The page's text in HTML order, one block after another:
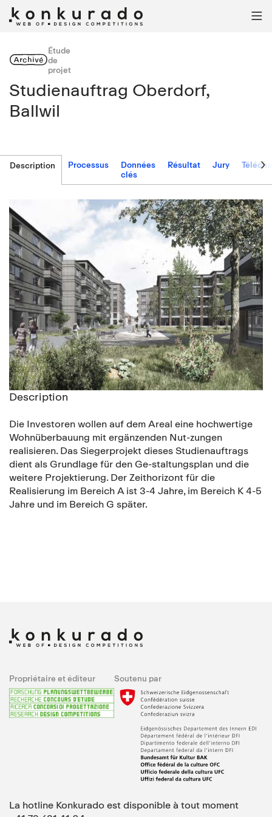

Archivé
Étude
de
projet
Studienauftrag Oberdorf,
Ballwil
Description Processus
Données
clés
Résultat Jury 
Description
Die Investoren wollen auf dem Areal eine hochwertige
Wohnüberbauung mit ergänzenden Nut-zungen
realisieren. Das Siegerprojekt dieses Studienauftrags
dient als Grundlage für den Ge-staltungsplan und die
weitere Projektierung. Der Zeithorizont für die
Realisierung im Bereich A ist 3-4 Jahre, im Bereich K 4-5
Jahre und im Bereich G später.
Propriétaire et éditeur Soutenu par
La hotline Konkurado est disponible à tout moment